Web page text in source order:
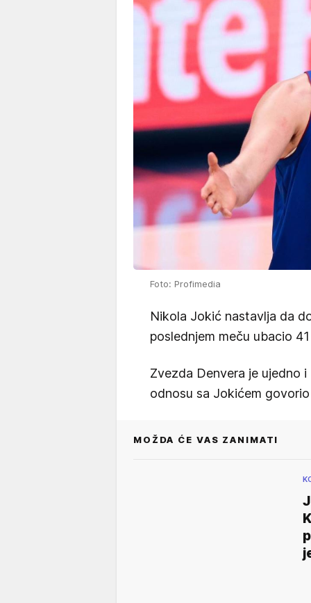
Foto: Profimedia
Nikola Jokić nastavlja da
poslednjem meču ubacio
Zvezda Denvera je ujedno
odnosu sa Jokićem
MOŽDA ĆE VAS ZANIMATI